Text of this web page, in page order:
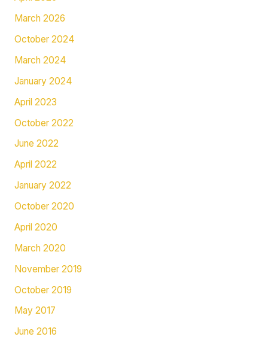
March 2026
October 2024
March 2024
January 2024
April 2023
October 2022
June 2022
April 2022
January 2022
October 2020
April 2020
March 2020
November 2019
October 2019
May 2017
June 2016